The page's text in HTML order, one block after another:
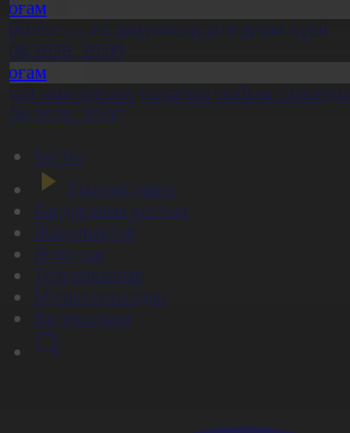
— ел дамуының қозғаушы күші
20:09
импортына уақытша тыйым салынды
20:07
Басты
Тікелей эфир
Бағдарлама кестесі
Жаңалықтар
Жобалар
Телехикаялар
Мультсериалдар
Видеоархив